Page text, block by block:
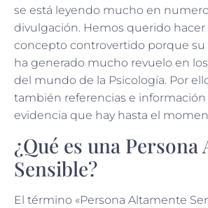
se está leyendo mucho en
divulgación. Hemos querido hacer
concepto controvertido porque su
ha generado mucho revuelo en
del mundo de la Psicología. Por
también referencias e información
evidencia que hay hasta el
¿Qué es una Persona
Sensible?
El término «Persona Altamente